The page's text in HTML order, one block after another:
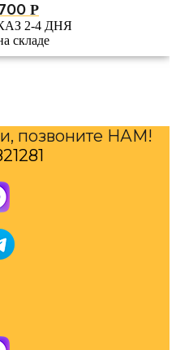
Р
2-4 ДНЯ
складе
позвоните НАМ!